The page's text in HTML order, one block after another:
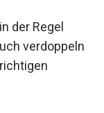
der Regel
verdoppeln